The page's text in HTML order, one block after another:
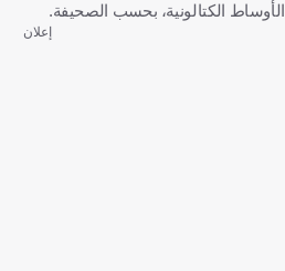
الأوساط الكتالونية، بحسب الصحيفة.
إعلان